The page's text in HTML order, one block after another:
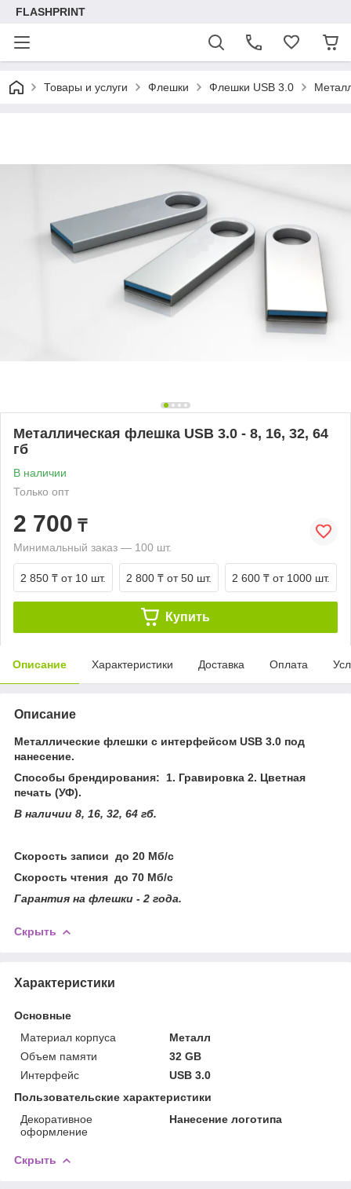
FLASHPRINT
Товары и услуги Флешки Флешки USB 3.0
Металлическая флешка USB 3.0 - 8, 16, 32, 64
гб
В наличии
Только опт
2 700 ₸
Минимальный заказ — 100 шт.
2 850 ₸ от 10 шт. 2 800 ₸ от 50 шт. 2 600 ₸ от 1000 шт.
Купить
Описание Характеристики Доставка Оплата
Описание
Металлические флешки с интерфейсом USB 3.0 под
нанесение.
Способы брендирования: 1. Гравировка 2. Цветная
печать (УФ).
В наличии 8, 16, 32, 64 гб.
Скорость записи до 20 Мб/с
Скорость чтения до 70 Мб/с
Гарантия на флешки - 2 года.
Скрыть
Характеристики
Основные
Материал корпуса
Металл
Объем памяти
32 GB
Интерфейс
USB 3.0
Пользовательские характеристики
Декоративное
оформление
Нанесение логотипа
Скрыть